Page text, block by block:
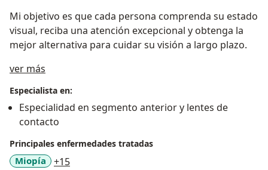
Mi objetivo es que cada persona comprenda su estado
visual, reciba una atención excepcional y obtenga la
mejor alternativa para cuidar su visión a largo plazo.
ver más
Especialista en:
Especialidad en segmento anterior y lentes de
contacto
Principales enfermedades tratadas
Miopía +15a11y_sr_more_diseases